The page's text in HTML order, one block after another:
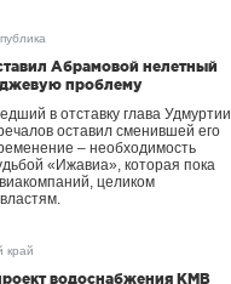
Абрамовой нелетный
проблему
в отставку глава Удмуртии
оставил сменившей его
– необходимость
«Ижавиа», которая пока
целиком
край
водоснабжения КМВ